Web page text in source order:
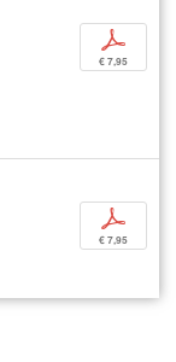
p
€ 7,95
p
€ 7,95